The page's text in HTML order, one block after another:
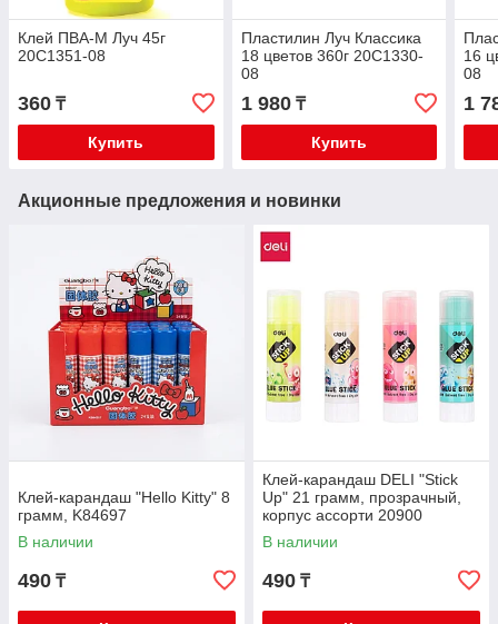
Клей ПВА-М Луч 45г
20С1351-08
360 ₸
Купить
Пластилин Луч Классика
18 цветов 360г 20С1330-
08
1 980₸
Купить
16
08
1
Акционные предложения и новинки
Клей-карандаш "Hello Kitty" 8
грамм, K84697
В наличии
490 ₸
Клей-карандаш DELI "Stick
Up" 21 грамм, прозрачный,
корпус ассорти 20900
В наличии
490 ₸